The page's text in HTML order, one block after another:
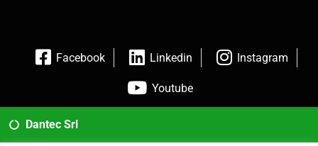
Facebook Linkedin Instagram
Youtube
Dantec Srl